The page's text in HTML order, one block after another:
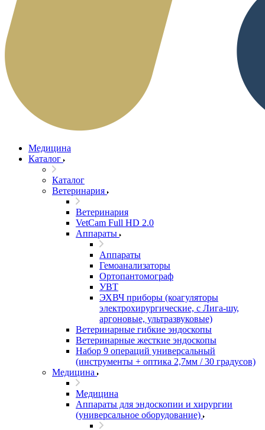
Медицина
Каталог
Каталог
Ветеринария
Ветеринария
VetCam Full HD 2.0
Аппараты
Аппараты
Гемоанализаторы
Ортопантомограф
УВТ
ЭХВЧ приборы (коагуляторы
электрохирургические, с Лига-шу,
аргоновые, ультразвуковые)
Ветеринарные гибкие эндоскопы
Ветеринарные жесткие эндоскопы
Набор 9 операций универсальный
(инструменты + оптика 2,7мм / 30 градусов)
Медицина
Медицина
Аппараты для эндоскопии и хирургии
(универсальное оборудование)